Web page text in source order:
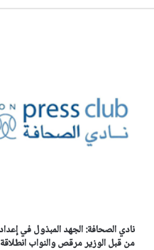
نادي الصحافة: الجهد المبذول في
من قبل الوزير مرقص والنواب